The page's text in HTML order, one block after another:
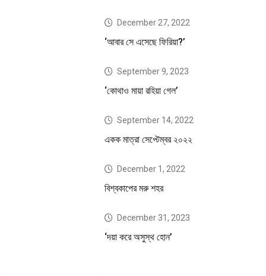
December 27, 2022
‘আবার সে এসেছে ফিরিয়া?’
September 9, 2023
‘কোথাও মায়া রহিয়া গেল’
September 14, 2022
একক মাত্রা সেপ্টেম্বর ২০২২
December 1, 2022
বিশ্বকাপের মরু শহর
December 31, 2023
‘দয়া করে অসুস্থ হোন’